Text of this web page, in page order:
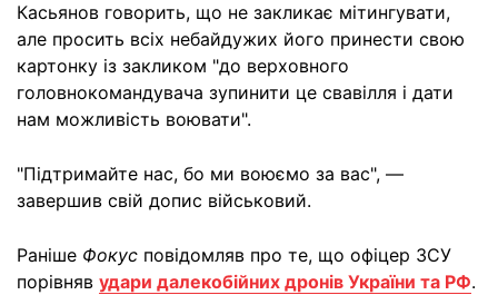
Касьянов говорить, що не закликає мітингувати,
але просить всіх небайдужих його принести свою
картонку із закликом "до верховного
головнокомандувача зупинити це свавілля і дати
нам можливість воювати".
"Підтримайте нас, бо ми воюємо за вас", —
завершив свій допис військовий.
Раніше Фокус повідомляв про те, що офіцер ЗСУ
порівняв удари далекобійних дронів України та РФ.